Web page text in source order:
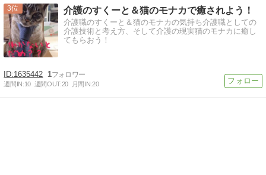
3 介護のすくーと＆猫のモナカで癒されよう！
介護職のすくーと＆猫のモナカの気持ち介護職としての
介護技術と考え方、そして介護の現実猫のモナカに癒し
てもらおう！
1635442 1
週間IN:10 週間OUT:20 月間IN:20